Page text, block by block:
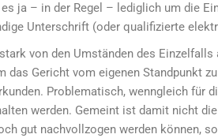
ja – in der Regel – lediglich um die
Unterschrift (oder qualifizierte
von den Umständen des
das Gericht vom eigenen Standpunkt
Problematisch, wenngleich für
werden. Gemeint ist damit nicht
gut nachvollzogen werden können,